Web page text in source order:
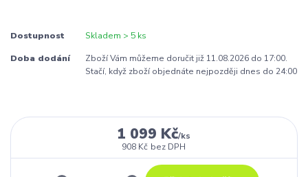
Dostupnost Skladem > 5 ks
Doba dodání
Zboží Vám můžeme doručit již 11.08.2026 do 17:00.
Stačí, když zboží objednáte nejpozději dnes do 24:00
1 099 Kč/ks
908 Kč bez DPH